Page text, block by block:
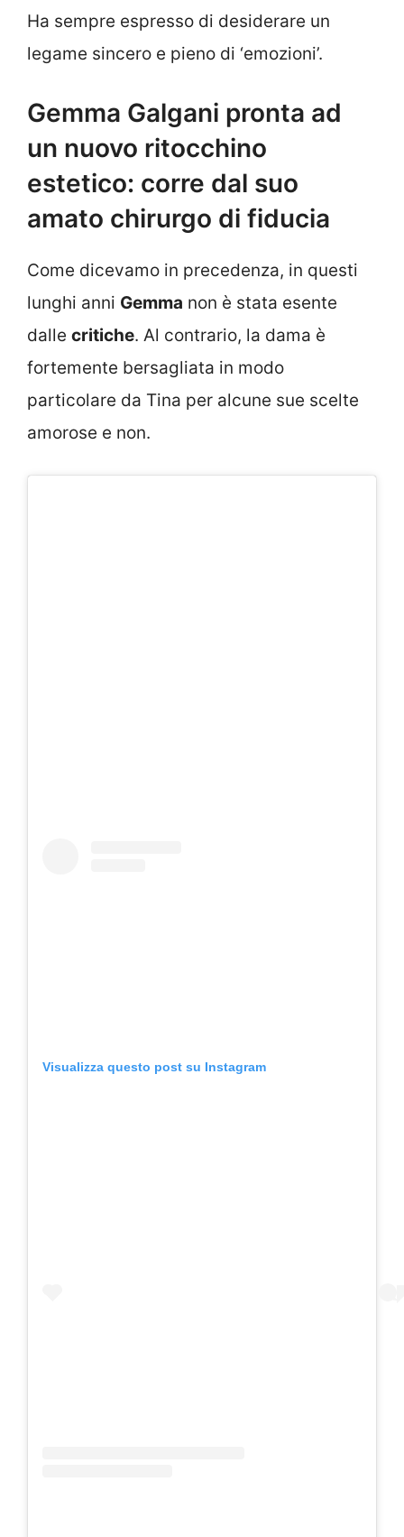
Ha sempre espresso di desiderare un
legame sincero e pieno di ‘emozioni’.
Gemma Galgani pronta ad
un nuovo ritocchino
estetico: corre dal suo
amato chirurgo di fiducia
Come dicevamo in precedenza, in questi
lunghi anni Gemma non è stata esente
dalle critiche. Al contrario, la dama è
fortemente bersagliata in modo
particolare da Tina per alcune sue scelte
amorose e non.
Visualizza questo post su Instagram